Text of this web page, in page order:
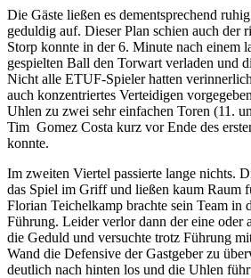
Die Gäste ließen es dementsprechend
geduldig auf. Dieser Plan schien auch der
Storp konnte in der 6. Minute nach einem
gespielten Ball den Torwart verladen und
Nicht alle ETUF-Spieler hatten
auch konzentriertes Verteidigen
Uhlen zu zwei sehr einfachen Toren (11.
Tim Gomez Costa kurz vor Ende des
konnte.
Im zweiten Viertel passierte lange nichts.
das Spiel im Griff und ließen kaum Raum
Florian Teichelkamp brachte sein Team in
Führung. Leider verlor dann der eine oder
die Geduld und versuchte trotz Führung
Wand die Defensive der Gastgeber zu
deutlich nach hinten los und die Uhlen